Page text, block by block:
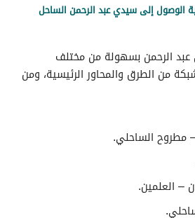
الوصول إلى سيدي عبد الرحمن الساحل
الرحمن بسهولة من مختلف
من الطرق والمحاور الرئيسية، ومن
مطروح الساحلي.
– العلمين.